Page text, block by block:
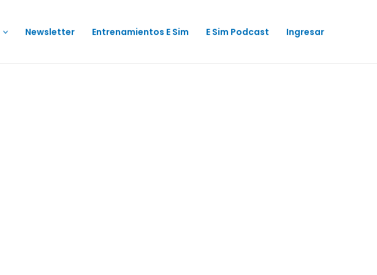
Newsletter Entrenamientos E Sim E Sim Podcast Ingresar